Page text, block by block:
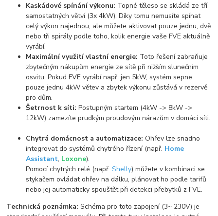
Kaskádové spínání výkonu: Topné těleso se skládá ze tří
samostatných větví (3x 4kW). Díky tomu nemusíte spínat
celý výkon najednou, ale můžete aktivovat pouze jednu, dvě
nebo tři spirály podle toho, kolik energie vaše FVE aktuálně
vyrábí.
Maximální využití vlastní energie: Toto řešení zabraňuje
zbytečným nákupům energie ze sítě při nižším slunečním
osvitu. Pokud FVE vyrábí např. jen 5kW, systém sepne
pouze jednu 4kW větev a zbytek výkonu zůstává v rezervě
pro dům.
Šetrnost k síti: Postupným startem (4kW -> 8kW ->
12kW) zamezíte prudkým proudovým nárazům v domácí síti.
Chytrá domácnost a automatizace: Ohřev lze snadno
integrovat do systémů chytrého řízení (např. Home
Assistant, Loxone).
Pomocí chytrých relé (např.Shelly) můžete v kombinaci se
stykačem ovládat ohřev na dálku, plánovat ho podle tarifů
nebo jej automaticky spouštět při detekci přebytků z FVE.
Technická poznámka: Schéma pro toto zapojení (3~ 230V) je